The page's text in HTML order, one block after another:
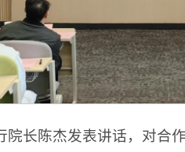
院长陈杰发表讲话，对合